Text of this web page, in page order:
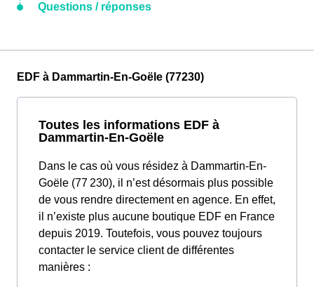
Questions / réponses
EDF à Dammartin-En-Goële (77230)
Toutes les informations EDF à
Dammartin-En-Goële
Dans le cas où vous résidez à Dammartin-En-
Goële (77 230), il n’est désormais plus possible
de vous rendre directement en agence. En effet,
il n’existe plus aucune boutique EDF en France
depuis 2019. Toutefois, vous pouvez toujours
contacter le service client de différentes
manières :